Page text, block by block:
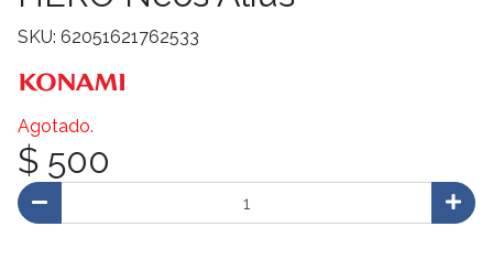
SKU: 62051621762533
Agotado.
$ 500